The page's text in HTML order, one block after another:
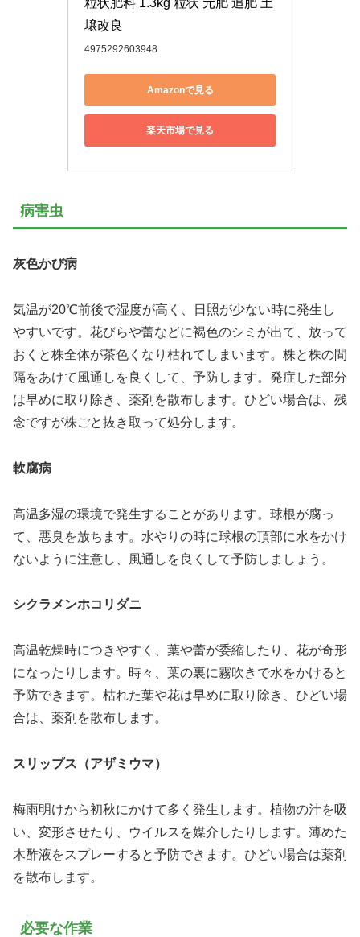
粒状肥料 1.3kg 粒状 元肥 追肥 土
壌改良
4975292603948
Amazonで見る
楽天市場で見る
病害虫
灰色かび病
気温が20℃前後で湿度が高く、日照が少ない時に発生し
やすいです。花びらや蕾などに褐色のシミが出て、放って
おくと株全体が茶色くなり枯れてしまいます。株と株の間
隔をあけて風通しを良くして、予防します。発症した部分
は早めに取り除き、薬剤を散布します。ひどい場合は、残
念ですが株ごと抜き取って処分します。
軟腐病
高温多湿の環境で発生することがあります。球根が腐っ
て、悪臭を放ちます。水やりの時に球根の頂部に水をかけ
ないように注意し、風通しを良くして予防しましょう。
シクラメンホコリダニ
高温乾燥時につきやすく、葉や蕾が委縮したり、花が奇形
になったりします。時々、葉の裏に霧吹きで水をかけると
予防できます。枯れた葉や花は早めに取り除き、ひどい場
合は、薬剤を散布します。
スリップス（アザミウマ）
梅雨明けから初秋にかけて多く発生します。植物の汁を吸
い、変形させたり、ウイルスを媒介したりします。薄めた
木酢液をスプレーすると予防できます。ひどい場合は薬剤
を散布します。
必要な作業